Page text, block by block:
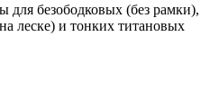
для безободковых (без рамки),
леске) и тонких титановых